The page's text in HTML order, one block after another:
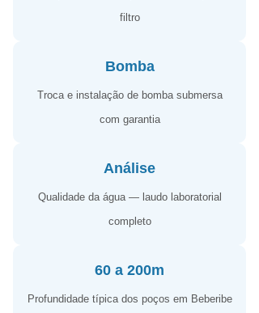
filtro
Bomba
Troca e instalação de bomba submersa
com garantia
Análise
Qualidade da água — laudo laboratorial
completo
60 a 200m
Profundidade típica dos poços em Beberibe